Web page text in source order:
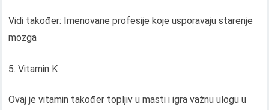
Vidi također: Imenovane profesije koje usporavaju starenje
mozga
Vitamin K
Ovaj je vitamin također topljiv u masti i igra važnu ulogu u